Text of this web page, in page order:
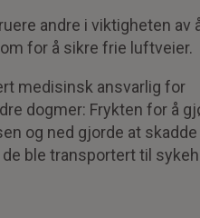
andre i viktigheten av
for å sikre frie luftveier.
medisinsk ansvarlig for
dogmer: Frykten for å
og ned gjorde at skadde
ble transportert til